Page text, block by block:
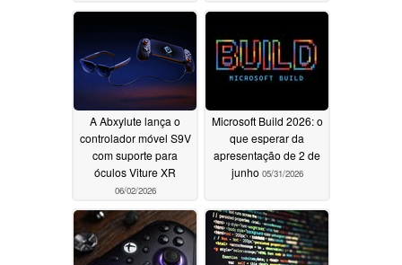
06/03/2026
A Abxylute lança o
controlador móvel S9V
com suporte para
óculos Viture XR
06/02/2026
Microsoft Build 2026: o
que esperar da
apresentação de 2 de
junho 05/31/2026